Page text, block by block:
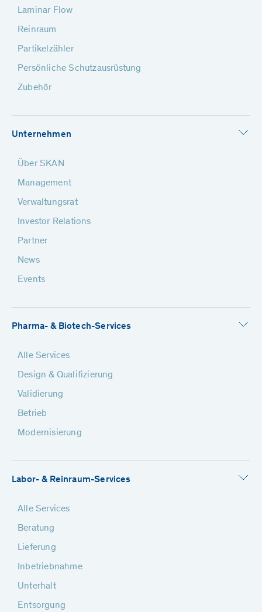
Laminar Flow
Reinraum
Partikelzähler
Persönliche Schutzausrüstung
Zubehör
Unternehmen
Über SKAN
Management
Verwaltungsrat
Investor Relations
Partner
News
Events
Pharma- & Biotech-Services
Alle Services
Design & Qualifizierung
Validierung
Betrieb
Modernisierung
Labor- & Reinraum-Services
Alle Services
Beratung
Lieferung
Inbetriebnahme
Unterhalt
Entsorgung